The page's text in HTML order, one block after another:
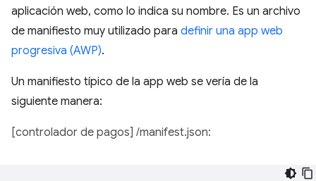
aplicación web, como lo indica su nombre. Es un archivo
de manifiesto muy utilizado para definir una app web
progresiva (AWP).
Un manifiesto típico de la app web se vería de la
siguiente manera:
[controlador de pagos] /manifest.json: